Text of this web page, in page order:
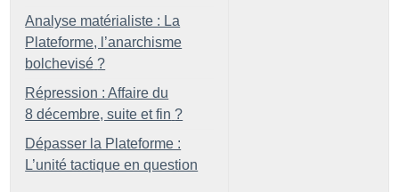
Analyse matérialiste : La
Plateforme, l’anarchisme
bolchevisé ?
Répression : Affaire du
8 décembre, suite et fin ?
Dépasser la Plateforme :
L’unité tactique en question